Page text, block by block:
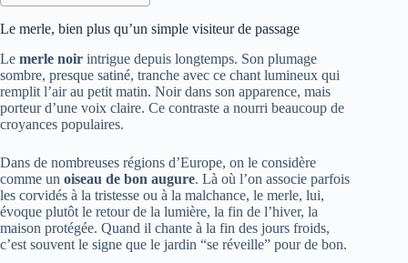
Le merle, bien plus qu’un simple visiteur de passage
Le merle noir intrigue depuis longtemps. Son plumage
sombre, presque satiné, tranche avec ce chant lumineux qui
remplit l’air au petit matin. Noir dans son apparence, mais
porteur d’une voix claire. Ce contraste a nourri beaucoup de
croyances populaires.
Dans de nombreuses régions d’Europe, on le considère
comme un oiseau de bon augure. Là où l’on associe parfois
les corvidés à la tristesse ou à la malchance, le merle, lui,
évoque plutôt le retour de la lumière, la fin de l’hiver, la
maison protégée. Quand il chante à la fin des jours froids,
c’est souvent le signe que le jardin “se réveille” pour de bon.